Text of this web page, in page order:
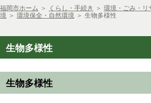
福岡市ホーム ＞ くらし・手続き ＞ 環境・ごみ・リ
境 ＞ 環境保全・自然環境 ＞ 生物多様性
生物多様性
生物多様性